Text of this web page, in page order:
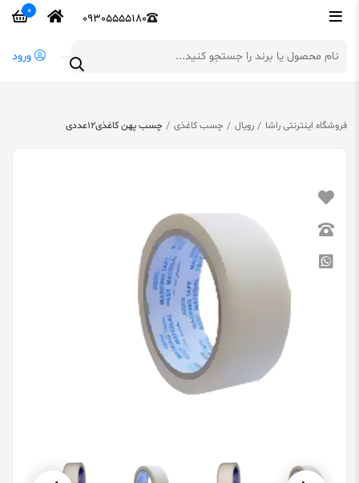
09305555180
0
ورود
فروشگاه اینترنتی راشا رویال چسب کاغذی چسب پهن کاغذی12عددی